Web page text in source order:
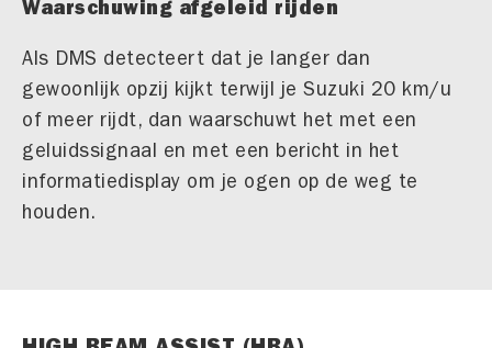
Waarschuwing afgeleid rijden
Als DMS detecteert dat je langer dan
gewoonlijk opzij kijkt terwijl je Suzuki 20 km/u
of meer rijdt, dan waarschuwt het met een
geluidssignaal en met een bericht in het
informatiedisplay om je ogen op de weg te
houden.